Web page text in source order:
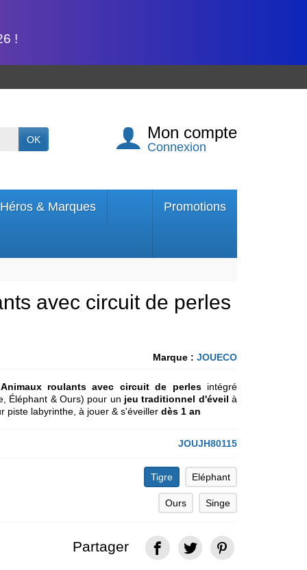
!
OK Mon compte
Connexion
Héros & Marques Promotions
avec circuit de perles
Marque : JOUECO
Animaux roulants avec circuit de perlesintégré
Éléphant & Ours) pour un jeu traditionnel d'éveil à
piste labyrinthe, à jouer & s'éveillerdès 1 an
JOUJH80115
Tigre Eléphant
Ours Singe
Partager